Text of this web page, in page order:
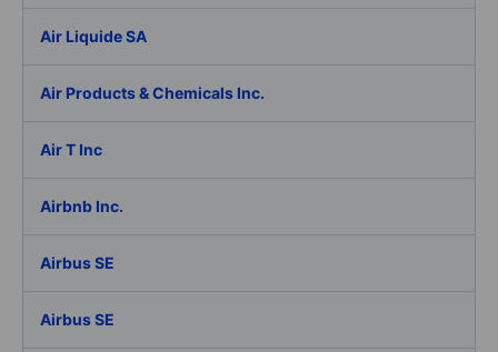
Air Liquide SA
Air Products & Chemicals Inc.
Air T Inc
Airbnb Inc.
Airbus SE
Airbus SE